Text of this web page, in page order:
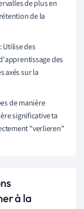
de plus en
de la
Utilise des
des
axés sur la
de manière
significative ta
"verlieren"
à la